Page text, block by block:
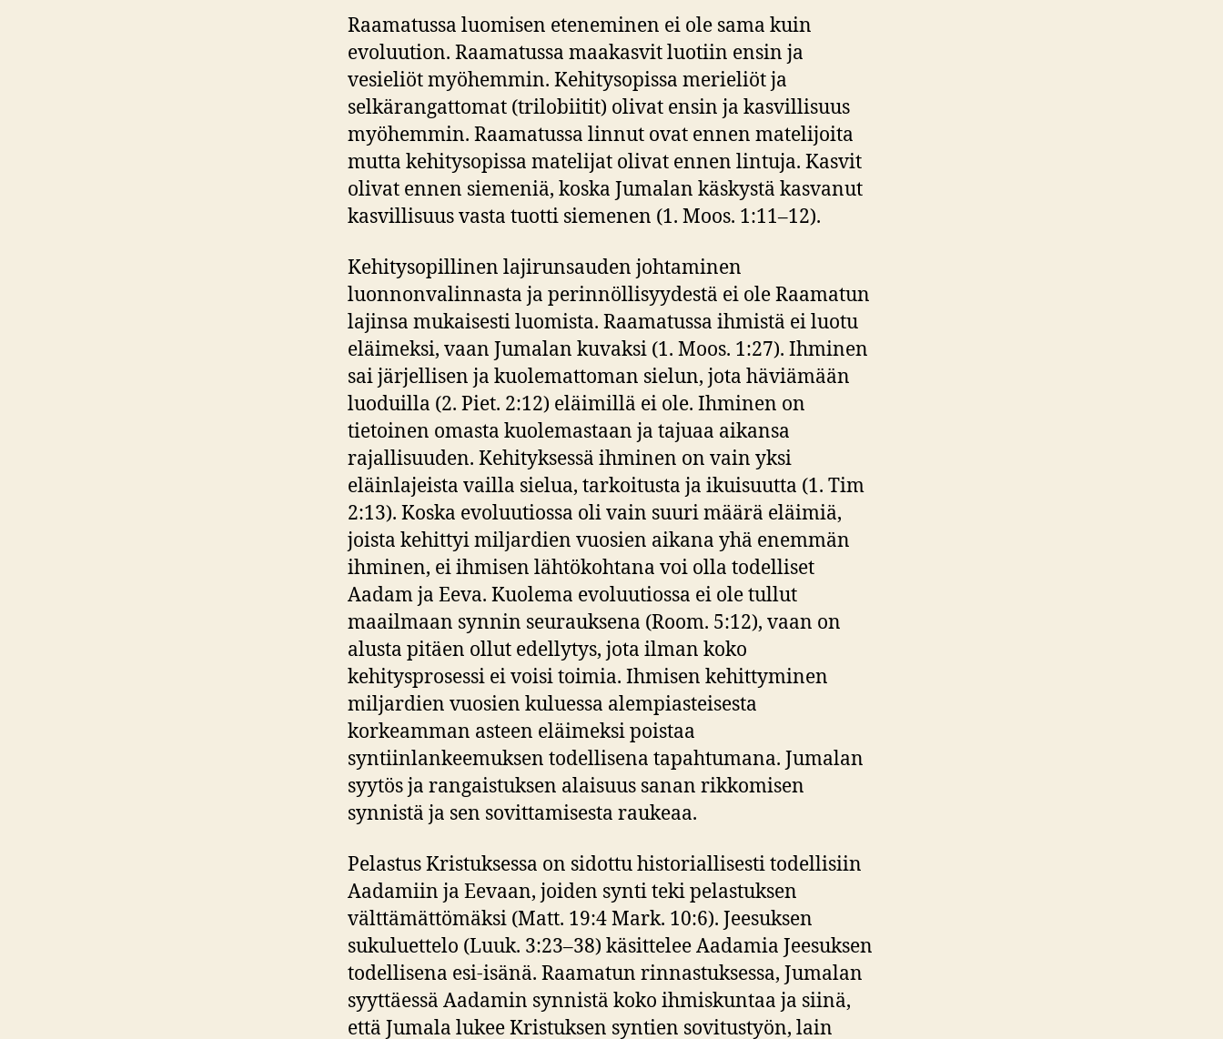
Raamatussa luomisen eteneminen ei ole sama kuin
evoluution. Raamatussa maakasvit luotiin ensin ja
vesieliöt myöhemmin. Kehitysopissa merieliöt ja
selkärangattomat (trilobiitit) olivat ensin ja kasvillisuus
myöhemmin. Raamatussa linnut ovat ennen matelijoita
mutta kehitysopissa matelijat olivat ennen lintuja. Kasvit
olivat ennen siemeniä, koska Jumalan käskystä kasvanut
kasvillisuus vasta tuotti siemenen (1. Moos. 1:11–12).
Kehitysopillinen lajirunsauden johtaminen
luonnonvalinnasta ja perinnöllisyydestä ei ole Raamatun
lajinsa mukaisesti luomista. Raamatussa ihmistä ei luotu
eläimeksi, vaan Jumalan kuvaksi (1. Moos. 1:27). Ihminen
sai järjellisen ja kuolemattoman sielun, jota häviämään
luoduilla (2. Piet. 2:12) eläimillä ei ole. Ihminen on
tietoinen omasta kuolemastaan ja tajuaa aikansa
rajallisuuden. Kehityksessä ihminen on vain yksi
eläinlajeista vailla sielua, tarkoitusta ja ikuisuutta (1. Tim
2:13). Koska evoluutiossa oli vain suuri määrä eläimiä,
joista kehittyi miljardien vuosien aikana yhä enemmän
ihminen, ei ihmisen lähtökohtana voi olla todelliset
Aadam ja Eeva. Kuolema evoluutiossa ei ole tullut
maailmaan synnin seurauksena (Room. 5:12), vaan on
alusta pitäen ollut edellytys, jota ilman koko
kehitysprosessi ei voisi toimia. Ihmisen kehittyminen
miljardien vuosien kuluessa alempiasteisesta
korkeamman asteen eläimeksi poistaa
syntiinlankeemuksen todellisena tapahtumana. Jumalan
syytös ja rangaistuksen alaisuus sanan rikkomisen
synnistä ja sen sovittamisesta raukeaa.
Pelastus Kristuksessa on sidottu historiallisesti todellisiin
Aadamiin ja Eevaan, joiden synti teki pelastuksen
välttämättömäksi (Matt. 19:4 Mark. 10:6). Jeesuksen
sukuluettelo (Luuk. 3:23–38) käsittelee Aadamia Jeesuksen
todellisena esi-isänä. Raamatun rinnastuksessa, Jumalan
syyttäessä Aadamin synnistä koko ihmiskuntaa ja siinä,
että Jumala lukee Kristuksen syntien sovitustyön, lain